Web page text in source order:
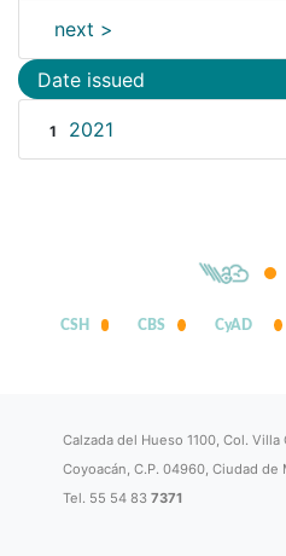
next >
Date issued
1 2021
CSH CBS CyAD
Calzada del Hueso 1100, Col. Villa
Coyoacán, C.P. 04960, Ciudad de
Tel. 55 54 837371